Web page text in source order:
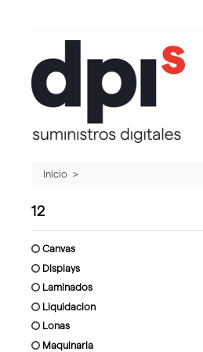
Inicio
12
canvas
displays
laminados
liquidacion
lonas
maquinaria